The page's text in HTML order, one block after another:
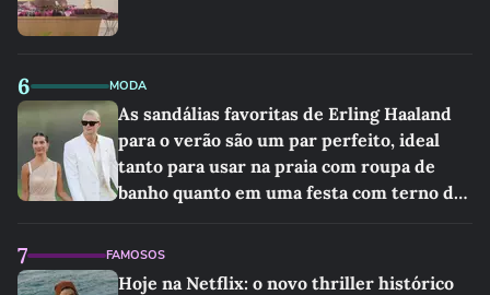
6 MODA
As sandálias favoritas de Erling Haaland
para o verão são um par perfeito, ideal
tanto para usar na praia com roupa de
banho quanto em uma festa com terno de
7 FAMOSOS
Hoje na Netflix: o novo thriller histórico